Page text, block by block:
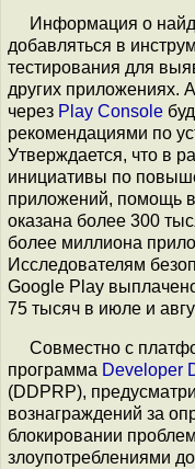
Информация о
добавляться в
тестирования для
других приложениях.
через Play Console
рекомендациями по
Утверждается, что в
инициативы по
приложений, помощь
оказана более 300
более миллиона
Исследователям
Google Play
75 тысяч в июле и
Совместно с
программа Developer
(DDPRP),
вознаграждений за
блокировании
злоупотреблениями